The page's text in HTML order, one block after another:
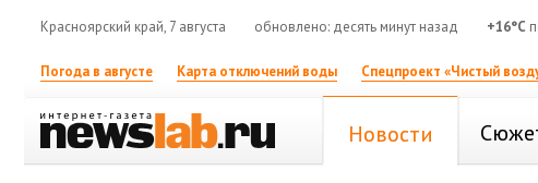
Красноярский край, 7 августа обновлено: десять минут назад +16°C
Погода в августе Карта отключений воды Спецпроект «Чистый
Новости